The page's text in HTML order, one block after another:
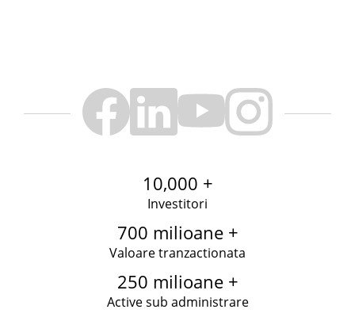
10,000 +
Investitori
700 milioane +
Valoare tranzactionata
250 milioane +
Active sub administrare